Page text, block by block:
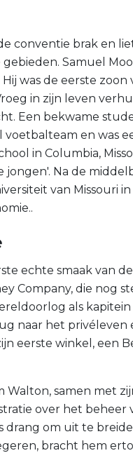
conventie brak en
Samuel
was de eerste
in zijn leven
Een bekwame
en was
in Columbia,
jongen'. Na de
van Missouri
echte smaak van
Company, die nog
als
naar het
eerste winkel, een
samen met
over het beheer
drang om uit te
bracht hem